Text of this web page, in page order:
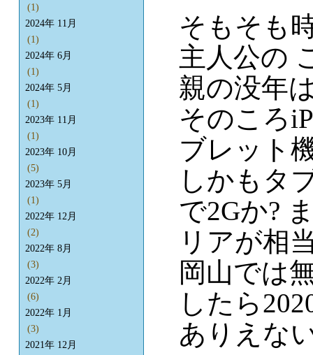
そもそも
主人公の
親の没年
そのころ
ブレット
しかもタ
で2Gか?
リアが相
岡山では
したら
ありえな
(1)
2024年 11月
(1)
2024年 6月
(1)
2024年 5月
(1)
2023年 11月
(1)
2023年 10月
(5)
2023年 5月
(1)
2022年 12月
(2)
2022年 8月
(3)
2022年 2月
(6)
2022年 1月
(3)
2021年 12月